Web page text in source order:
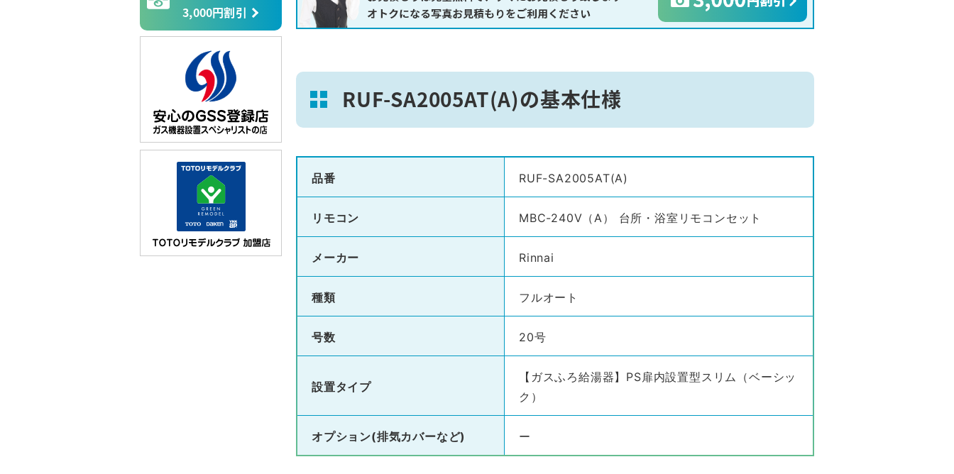
3,000円割引
RUF-SA2005AT(A)の基本仕様
品番 RUF-SA2005AT(A)
リモコン MBC-240V（A） 台所・浴室リモコンセット
メーカー Rinnai
種類 フルオート
号数 20号
設置タイプ
【ガスふろ給湯器】PS扉内設置型スリム（ベーシッ
ク）
オプション(排気カバーなど) ー